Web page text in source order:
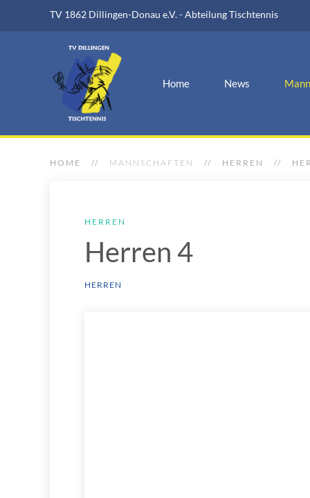
TV 1862 Dillingen-Donau e.V. - Abteilung Tischtennis
Home News
HOME MANNSCHAFTEN HERREN
HERREN
Herren 4
HERREN